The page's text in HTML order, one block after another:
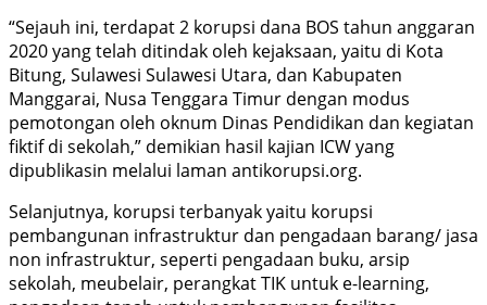
“Sejauh ini, terdapat 2 korupsi dana BOS tahun anggaran
2020 yang telah ditindak oleh kejaksaan, yaitu di Kota
Bitung, Sulawesi Sulawesi Utara, dan Kabupaten
Manggarai, Nusa Tenggara Timur dengan modus
pemotongan oleh oknum Dinas Pendidikan dan kegiatan
fiktif di sekolah,” demikian hasil kajian ICW yang
dipublikasin melalui laman antikorupsi.org.
Selanjutnya, korupsi terbanyak yaitu korupsi
pembangunan infrastruktur dan pengadaan barang/ jasa
non infrastruktur, seperti pengadaan buku, arsip
sekolah, meubelair, perangkat TIK untuk e-learning,